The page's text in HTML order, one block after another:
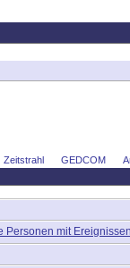
Zeitstrahl GEDCOM